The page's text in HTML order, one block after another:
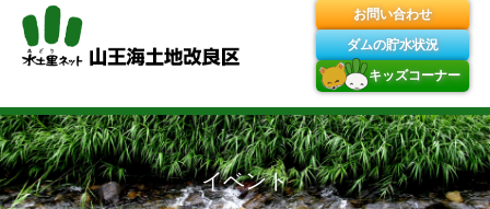
Skip
to
content
お問い合わせ
ダムの貯水状況
キッズコーナー
イベント